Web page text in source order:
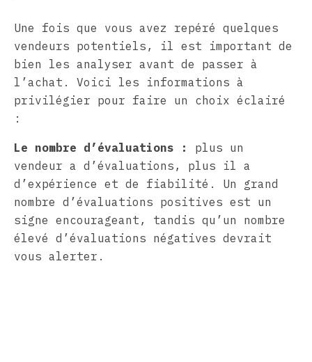
Une fois que vous avez repéré quelques
vendeurs potentiels, il est important de
bien les analyser avant de passer à
l’achat. Voici les informations à
privilégier pour faire un choix éclairé
:
Le nombre d’évaluations :
plus un
vendeur a d’évaluations, plus il a
d’expérience et de fiabilité. Un grand
nombre d’évaluations positives est un
signe encourageant, tandis qu’un nombre
élevé d’évaluations négatives devrait
vous alerter.